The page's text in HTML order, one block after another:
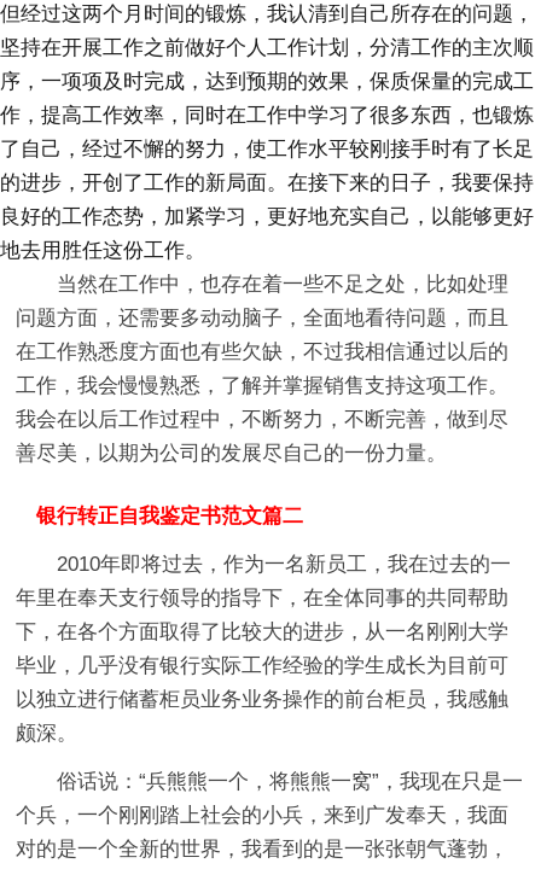
但经过这两个月时间的锻炼，我认清到自己所存在的问题，
坚持在开展工作之前做好个人工作计划，分清工作的主次顺
序，一项项及时完成，达到预期的效果，保质保量的完成工
作，提高工作效率，同时在工作中学习了很多东西，也锻炼
了自己，经过不懈的努力，使工作水平较刚接手时有了长足
的进步，开创了工作的新局面。在接下来的日子，我要保持
良好的工作态势，加紧学习，更好地充实自己，以能够更好
地去用胜任这份工作。
当然在工作中，也存在着一些不足之处，比如处理
问题方面，还需要多动动脑子，全面地看待问题，而且
在工作熟悉度方面也有些欠缺，不过我相信通过以后的
工作，我会慢慢熟悉，了解并掌握销售支持这项工作。
我会在以后工作过程中，不断努力，不断完善，做到尽
善尽美，以期为公司的发展尽自己的一份力量。
银行转正自我鉴定书范文篇二
2010年即将过去，作为一名新员工，我在过去的一
年里在奉天支行领导的指导下，在全体同事的共同帮助
下，在各个方面取得了比较大的进步，从一名刚刚大学
毕业，几乎没有银行实际工作经验的学生成长为目前可
以独立进行储蓄柜员业务业务操作的前台柜员，我感触
颇深。
俗话说：“兵熊熊一个，将熊熊一窝”，我现在只是一
个兵，一个刚刚踏上社会的小兵，来到广发奉天，我面
对的是一个全新的世界，我看到的是一张张朝气蓬勃，